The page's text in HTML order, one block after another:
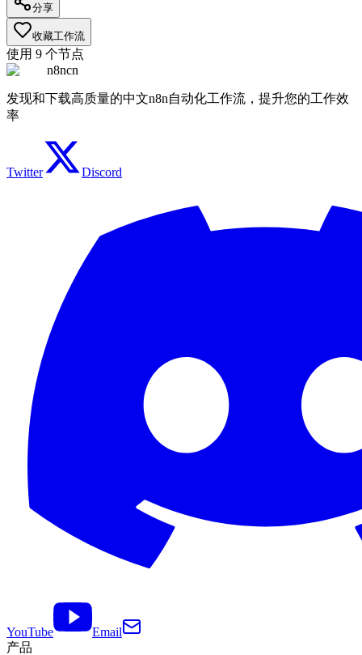
分享
收藏工作流
使用 9 个节点
n8ncn
发现和下载高质量的中文n8n自动化工作流，提升您的工作效
率
Twitter Discord
YouTube
Email
产品